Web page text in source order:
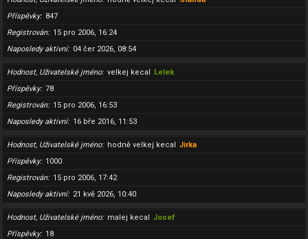
Příspěvky
847
Registrován
15 pro 2006, 16:24
Naposledy aktivní
04 čer 2026, 08:54
Hodnost, Uživatelské jméno velkej kecal Lelek
Příspěvky
78
Registrován
15 pro 2006, 16:53
Naposledy aktivní
16 bře 2016, 11:53
Hodnost, Uživatelské jméno hodně velkej kecal Jirka
Příspěvky
1000
Registrován
15 pro 2006, 17:42
Naposledy aktivní
21 kvě 2026, 10:40
Hodnost, Uživatelské jméno malej kecal Josef
Příspěvky
18